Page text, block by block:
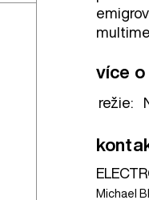
více o
režie:
Michael